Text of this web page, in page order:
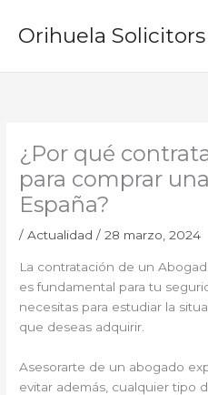
Orihuela Solicitors
¿Por qué
para comprar
España?
/Actualidad /28 marzo, 2024
La contratación de un
es fundamental para tu
necesitas para estudiar la
que deseas adquirir.
Asesorarte de un abogado
evitar además, cualquier tipo
u